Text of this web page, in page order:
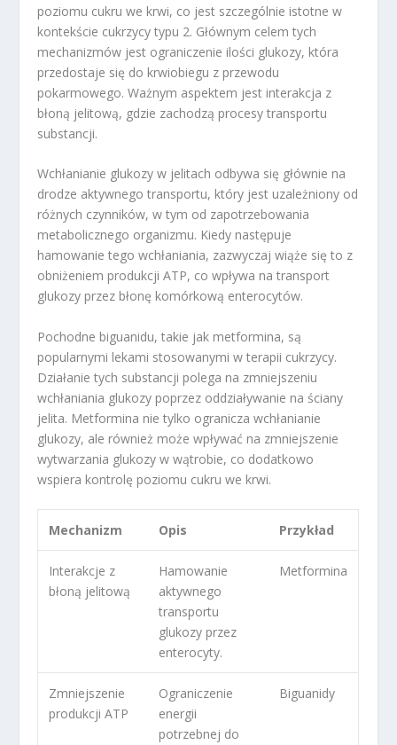
poziomu cukru we krwi, co jest szczególnie istotne w
kontekście cukrzycy typu 2. Głównym celem tych
mechanizmów jest ograniczenie ilości glukozy, która
przedostaje się do krwiobiegu z przewodu
pokarmowego. Ważnym aspektem jest interakcja z
błoną jelitową, gdzie zachodzą procesy transportu
substancji.
Wchłanianie glukozy w jelitach odbywa się głównie na
drodze aktywnego transportu, który jest uzależniony od
różnych czynników, w tym od zapotrzebowania
metabolicznego organizmu. Kiedy następuje
hamowanie tego wchłaniania, zazwyczaj wiąże się to z
obniżeniem produkcji ATP, co wpływa na transport
glukozy przez błonę komórkową enterocytów.
Pochodne biguanidu, takie jak metformina, są
popularnymi lekami stosowanymi w terapii cukrzycy.
Działanie tych substancji polega na zmniejszeniu
wchłaniania glukozy poprzez oddziaływanie na ściany
jelita. Metformina nie tylko ogranicza wchłanianie
glukozy, ale również może wpływać na zmniejszenie
wytwarzania glukozy w wątrobie, co dodatkowo
wspiera kontrolę poziomu cukru we krwi.
Mechanizm Opis Przykład
Interakcje z
błoną jelitową
Hamowanie
aktywnego
transportu
glukozy przez
enterocyty.
Metformina
Zmniejszenie
produkcji ATP
Ograniczenie
energii
potrzebnej do
Biguanidy